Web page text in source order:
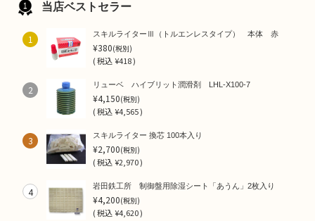
当店ベストセラー
1 スキルライターⅢ（トルエンレスタイプ） 本体 赤
¥380(税別)
(税込¥418 )
2 リューベ ハイブリット潤滑剤 LHL-X100-7
¥4,150(税別)
(税込¥4,565 )
3 スキルライター 換芯 100本入り
¥2,700(税別)
(税込¥2,970 )
4 岩田鉄工所 制御盤用除湿シート「あうん」2枚入り
¥4,200(税別)
(税込¥4,620 )